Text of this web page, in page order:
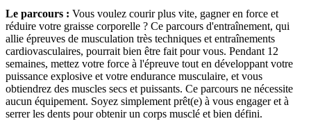
Le parcours : Vous voulez courir plus vite, gagner en force et
réduire votre graisse corporelle ? Ce parcours d'entraînement, qui
allie épreuves de musculation très techniques et entraînements
cardiovasculaires, pourrait bien être fait pour vous. Pendant 12
semaines, mettez votre force à l'épreuve tout en développant votre
puissance explosive et votre endurance musculaire, et vous
obtiendrez des muscles secs et puissants. Ce parcours ne nécessite
aucun équipement. Soyez simplement prêt(e) à vous engager et à
serrer les dents pour obtenir un corps musclé et bien défini.